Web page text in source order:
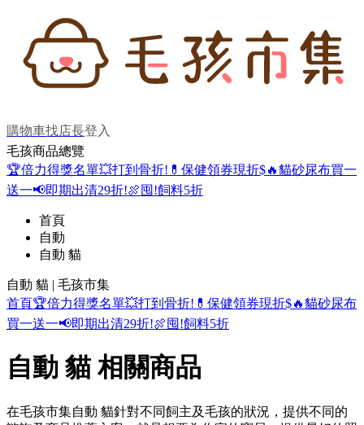
購物車找店長登入
毛孩商品總覽
🏆倍力得獎名單💥打到骨折! 💊保健領券現折$🔥貓砂尿布買一
送一📢即期出清29折!🍖囤!飼料5折
首頁
自動
自動 貓
自動 貓 | 毛孩市集
首頁🏆倍力得獎名單💥打到骨折! 💊保健領券現折$🔥貓砂尿布
買一送一📢即期出清29折!🍖囤!飼料5折
自動 貓 相關商品
在毛孩市集自動 貓針對不同飼主及毛孩的狀況，提供不同的